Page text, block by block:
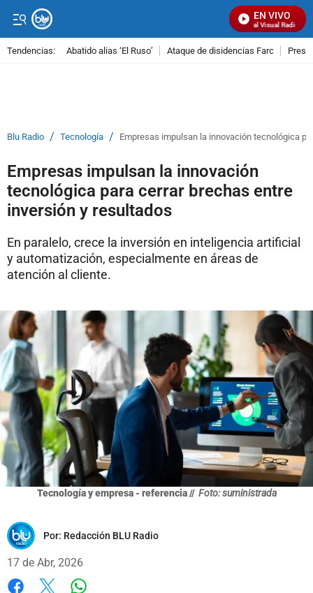
EN VIVO
Señal Visual Radio
Tendencias: Abatido alias ‘El Ruso’ Ataque de disidencias Farc
Blu Radio / Tecnología / Empresas impulsan la innovación tecnológica
Empresas impulsan la innovación
tecnológica para cerrar brechas entre
inversión y resultados
En paralelo, crece la inversión en inteligencia artificial
y automatización, especialmente en áreas de
atención al cliente.
Tecnología y empresa - referencia // Foto: suministrada
Por: Redacción BLU Radio
17 de Abr, 2026